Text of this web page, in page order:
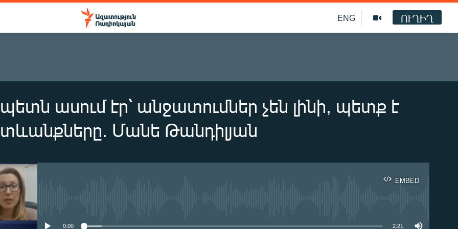
ENG ՈՒՂԻՂ
ասում էր՝ անջատումներ չեն լինի, պետք է
Մանե Թանդիլյան
EMBED
0:00 2:21